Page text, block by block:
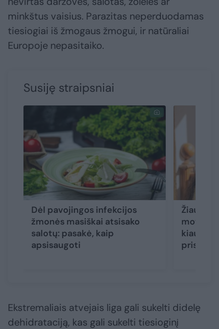
minkštus vaisius. Parazitas neperduodamas
tiesiogiai iš žmogaus žmogui, ir natūraliai
Europoje nepasitaiko.
Susiję straipsniai
Dėl pavojingos infekcijos
žmonės masiškai atsisako
salotų: pasakė, kaip
apsisaugoti
Žiaurus
moteris
Ekstremaliais atvejais liga gali sukelti didelę
dehidrataciją, kas gali sukelti tiesioginį